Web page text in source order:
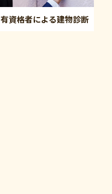
有資格者による建物診断